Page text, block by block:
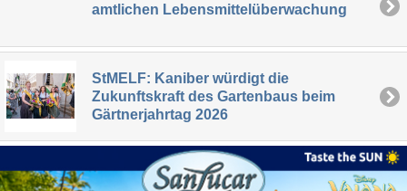
amtlichen Lebensmittelüberwachung
StMELF: Kaniber würdigt die
Zukunftskraft des Gartenbaus beim
Gärtnerjahrtag 2026